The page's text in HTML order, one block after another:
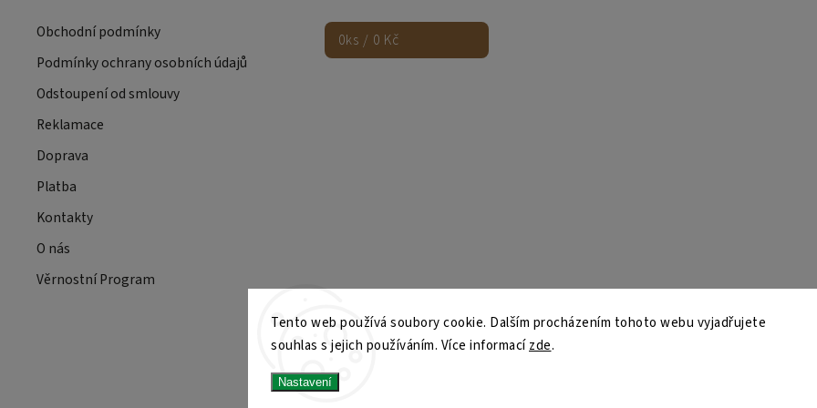
Tento web používá soubory cookie. Dalším procházením tohoto webu vyjadřujete
souhlas s jejich používáním. Více informacízde.
Nastavení
Obchodní podmínky
Podmínky ochrany osobních údajů
Odstoupení od smlouvy
Reklamace
Doprava
Platba
Kontakty
O nás
Věrnostní Program
0ks / 0 Kč